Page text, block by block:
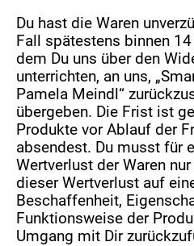
Du hast die Waren
Fall spätestens binnen
dem Du uns über den
unterrichten, an uns,
Pamela Meindl“
übergeben. Die Frist ist
Produkte vor Ablauf der
absendest. Du musst für
Wertverlust der Waren
dieser Wertverlust auf
Beschaffenheit,
Funktionsweise der
Umgang mit Dir